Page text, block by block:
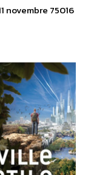
novembre 75016